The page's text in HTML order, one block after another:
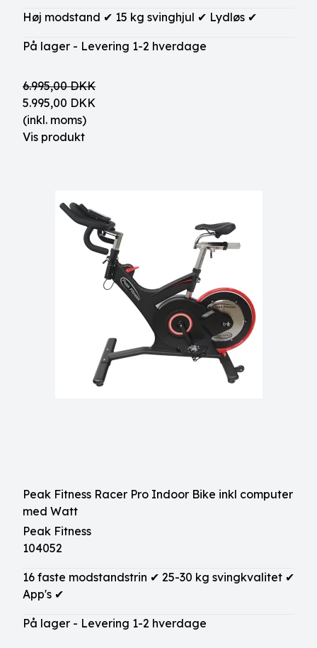
Høj modstand ✔ 15 kg svinghjul ✔ Lydløs ✔
På lager - Levering 1-2 hverdage
6.995,00 DKK
5.995,00 DKK
(inkl. moms)
Vis produkt
Peak Fitness Racer Pro Indoor Bike inkl computer
med Watt
Peak Fitness
104052
16 faste modstandstrin ✔ 25-30 kg svingkvalitet ✔
App's ✔
På lager - Levering 1-2 hverdage